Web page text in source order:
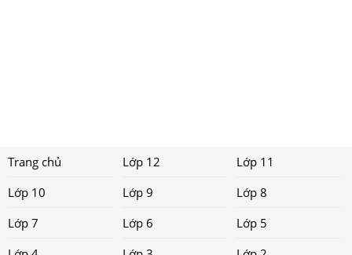
Trang chủ Lớp 12
Lớp 11
Lớp 10
Lớp 9
Lớp 8
Lớp 7
Lớp 6
Lớp 5